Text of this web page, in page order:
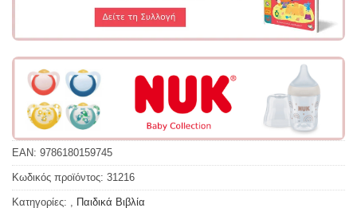
EAN: 9786180159745
Κωδικός προϊόντος: 31216
Κατηγορίες: Παιδικά Βιβλία